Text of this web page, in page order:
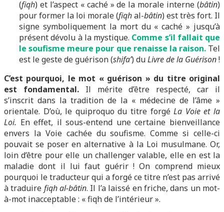
(fiqh) et l’aspect « caché » de la morale interne (bâtin)
pour former la loi morale (fiqhal-bâtin) est très fort. Il
signe symboliquement la mort du « caché » jusqu’à
présent dévolu à la mystique. Comme s’il fallait que
le soufisme meure pour que renaisse la raison.Tel
est le geste de guérison (shifa’) duLivre de la Guérison!
C’est pourquoi, le mot « guérison » du titre original
est fondamental.Il mérite d’être respecté, car il
s’inscrit dans la tradition de la « médecine de l’âme »
orientale. D’où, le quiproquo du titre forgéLa Voie et la
Loi. En effet, il sous-entend une certaine bienveillance
envers la Voie cachée du soufisme. Comme si celle-ci
pouvait se poser en alternative à la Loi musulmane. Or,
loin d’être pour elle un challenger valable, elle en est la
maladie dont il lui faut guérir ! On comprend mieux
pourquoi le traducteur qui a forgé ce titre n’est pas arrivé
à traduire fiqh al-bâtin. Il l’a laissé en friche, dans un mot-
à-mot inacceptable : « fiqh de l’intérieur ».